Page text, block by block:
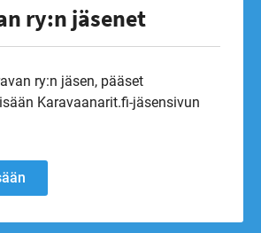
ry:n jäsenet
ry:n jäsen, pääset
Karavaanarit.fi-jäsensivun